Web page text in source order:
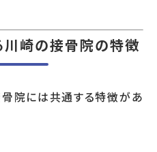
崎の接骨院の特徴
院には共通する特徴があ